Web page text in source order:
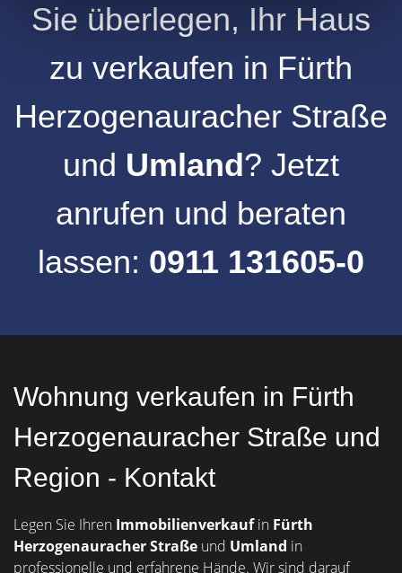
Sie überlegen, Ihr Haus
zu verkaufen in Fürth
Herzogenauracher Straße
und Umland? Jetzt
anrufen und beraten
lassen: 0911 131605-0
Wohnung verkaufen in Fürth
Herzogenauracher Straße und
Region - Kontakt
Legen Sie Ihren Immobilienverkaufin Fürth
Herzogenauracher Straße und Umland in
professionelle und erfahrene Hände. Wir sind darauf